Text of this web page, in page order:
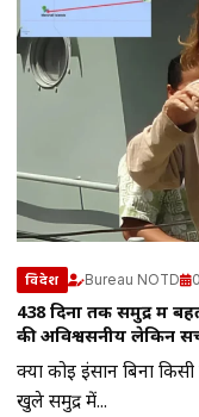
विदेश Bureau NOTD
438 दिनों तक समुद्र में
की अविश्वसनीय लेकिन
क्या कोई इंसान बिना
खुले समुद्र में...